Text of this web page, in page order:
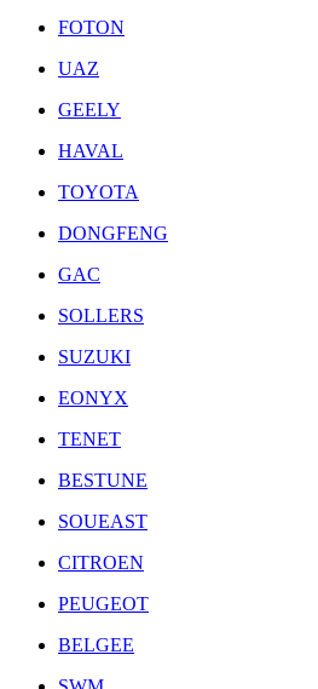
FOTON
UAZ
GEELY
HAVAL
TOYOTA
DONGFENG
GAC
SOLLERS
SUZUKI
EONYX
TENET
BESTUNE
SOUEAST
CITROEN
PEUGEOT
BELGEE